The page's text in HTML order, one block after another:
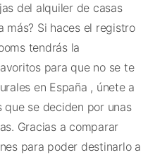
del alquiler de casas
más? Si haces el registro
tendrás la
para que no se te
en España , únete a
se deciden por unas
Gracias a comparar
para poder destinarlo a